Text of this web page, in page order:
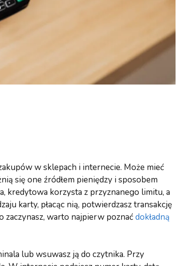
w sklepach i internecie. Może mieć
się one źródłem pieniędzy i sposobem
kredytowa korzysta z przyznanego limitu, a
karty, płacąc nią, potwierdzasz transakcję
zaczynasz, warto najpierw poznaćdokładną
lub wsuwasz ją do czytnika. Przy